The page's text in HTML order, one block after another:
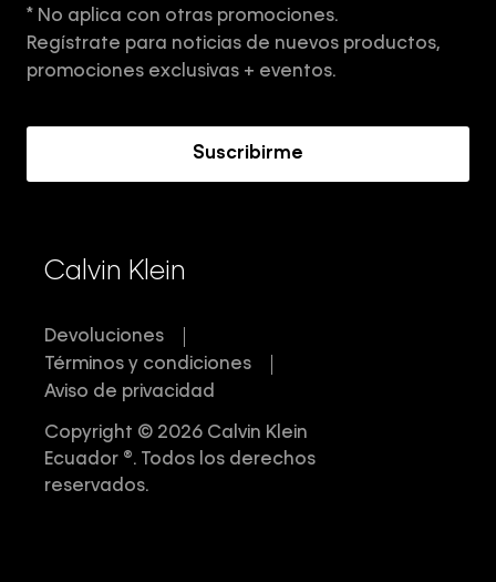
Aviso de privacidad
Términos y Condiciones
* No aplica con otras promociones.
Regístrate para noticias de nuevos productos,
promociones exclusivas + eventos.
Suscribirme
Calvin Klein
Devoluciones
Términos y condiciones
Aviso de privacidad
Copyright © 2026 Calvin Klein
Ecuador ®. Todos los derechos
reservados.